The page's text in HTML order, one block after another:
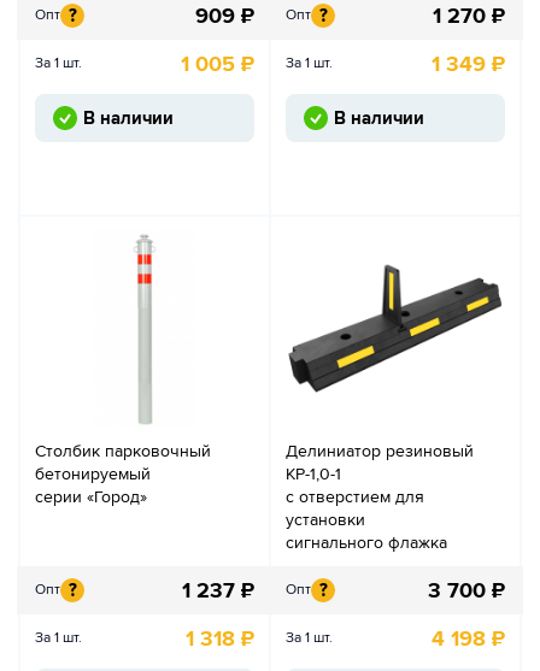
Опт ? 909 ₽
За 1 шт. 1 005 ₽
В наличии
Опт ? 1 270 ₽
За 1 шт. 1 349 ₽
В наличии
Столбик парковочный
бетонируемый
серии «Город»
Опт ? 1 237 ₽
За 1 шт. 1 318 ₽
Делиниатор резиновый
КР-1,0-1
с отверстием для
установки
сигнального флажка
Опт ? 3 700 ₽
За 1 шт. 4 198 ₽